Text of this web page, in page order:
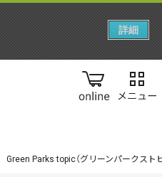
online
Green Parks topic（グリーンパークスト
詳細